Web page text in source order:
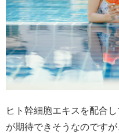
ヒト幹細胞エキスを配合
が期待できそうなのです